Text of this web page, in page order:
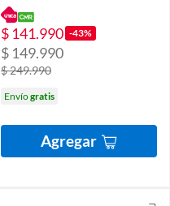
$ 141.990 -43%
$ 149.990
$ 249.990
Envíogratis
Agregar